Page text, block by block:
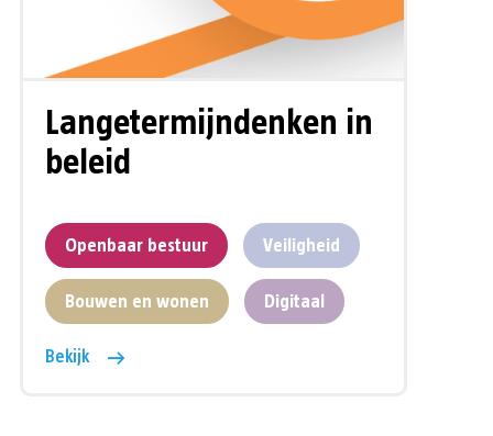
Langetermijndenken in
beleid
Openbaar bestuur Veiligheid
Bouwen en wonen Digitaal
Bekijk